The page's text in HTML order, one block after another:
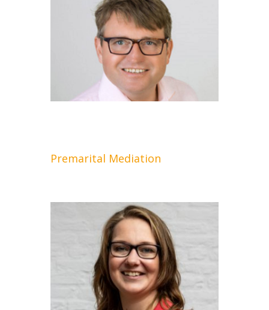
Premarital Mediation